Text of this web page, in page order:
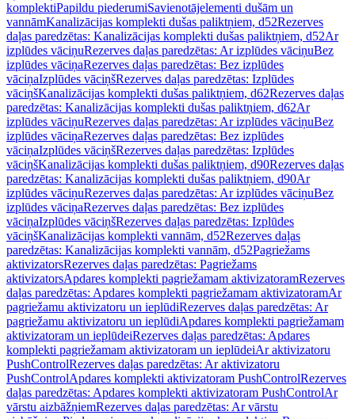
komplektiPapildu piederumiSavienotājelementi dušām un
vannāmKanalizācijas komplekti dušas paliktņiem, d52Rezerves
daļas paredzētas: Kanalizācijas komplekti dušas paliktņiem, d52Ar
izplūdes vāciņuRezerves daļas paredzētas: Ar izplūdes vāciņuBez
izplūdes vāciņaRezerves daļas paredzētas: Bez izplūdes
vāciņaIzplūdes vāciņšRezerves daļas paredzētas: Izplūdes
vāciņšKanalizācijas komplekti dušas paliktņiem, d62Rezerves daļas
paredzētas: Kanalizācijas komplekti dušas paliktņiem, d62Ar
izplūdes vāciņuRezerves daļas paredzētas: Ar izplūdes vāciņuBez
izplūdes vāciņaRezerves daļas paredzētas: Bez izplūdes
vāciņaIzplūdes vāciņšRezerves daļas paredzētas: Izplūdes
vāciņšKanalizācijas komplekti dušas paliktņiem, d90Rezerves daļas
paredzētas: Kanalizācijas komplekti dušas paliktņiem, d90Ar
izplūdes vāciņuRezerves daļas paredzētas: Ar izplūdes vāciņuBez
izplūdes vāciņaRezerves daļas paredzētas: Bez izplūdes
vāciņaIzplūdes vāciņšRezerves daļas paredzētas: Izplūdes
vāciņšKanalizācijas komplekti vannām, d52Rezerves daļas
paredzētas: Kanalizācijas komplekti vannām, d52Pagriežams
aktivizatorsRezerves daļas paredzētas: Pagriežams
aktivizatorsApdares komplekti pagriežamam aktivizatoramRezerves
daļas paredzētas: Apdares komplekti pagriežamam aktivizatoramAr
pagriežamu aktivizatoru un ieplūdiRezerves daļas paredzētas: Ar
pagriežamu aktivizatoru un ieplūdiApdares komplekti pagriežamam
aktivizatoram un ieplūdeiRezerves daļas paredzētas: Apdares
komplekti pagriežamam aktivizatoram un ieplūdeiAr aktivizatoru
PushControlRezerves daļas paredzētas: Ar aktivizatoru
PushControlApdares komplekti aktivizatoram PushControlRezerves
daļas paredzētas: Apdares komplekti aktivizatoram PushControlAr
vārstu aizbāžņiemRezerves daļas paredzētas: Ar vārstu